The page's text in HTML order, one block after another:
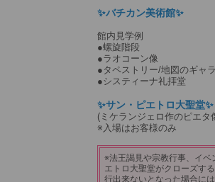
✨バチカン美術館✨
館内見学例
●螺旋階段
●ラオコーン像
●タペストリー/地図のギャ
●システィーナ礼拝堂
✨サン・ピエトロ大聖堂✨
(ミケランジェロ作のピエタ
※入場はお客様のみ
※法王謁見や宗教行事、イベ
エトロ大聖堂がクローズす
行出来ないとなった場合に